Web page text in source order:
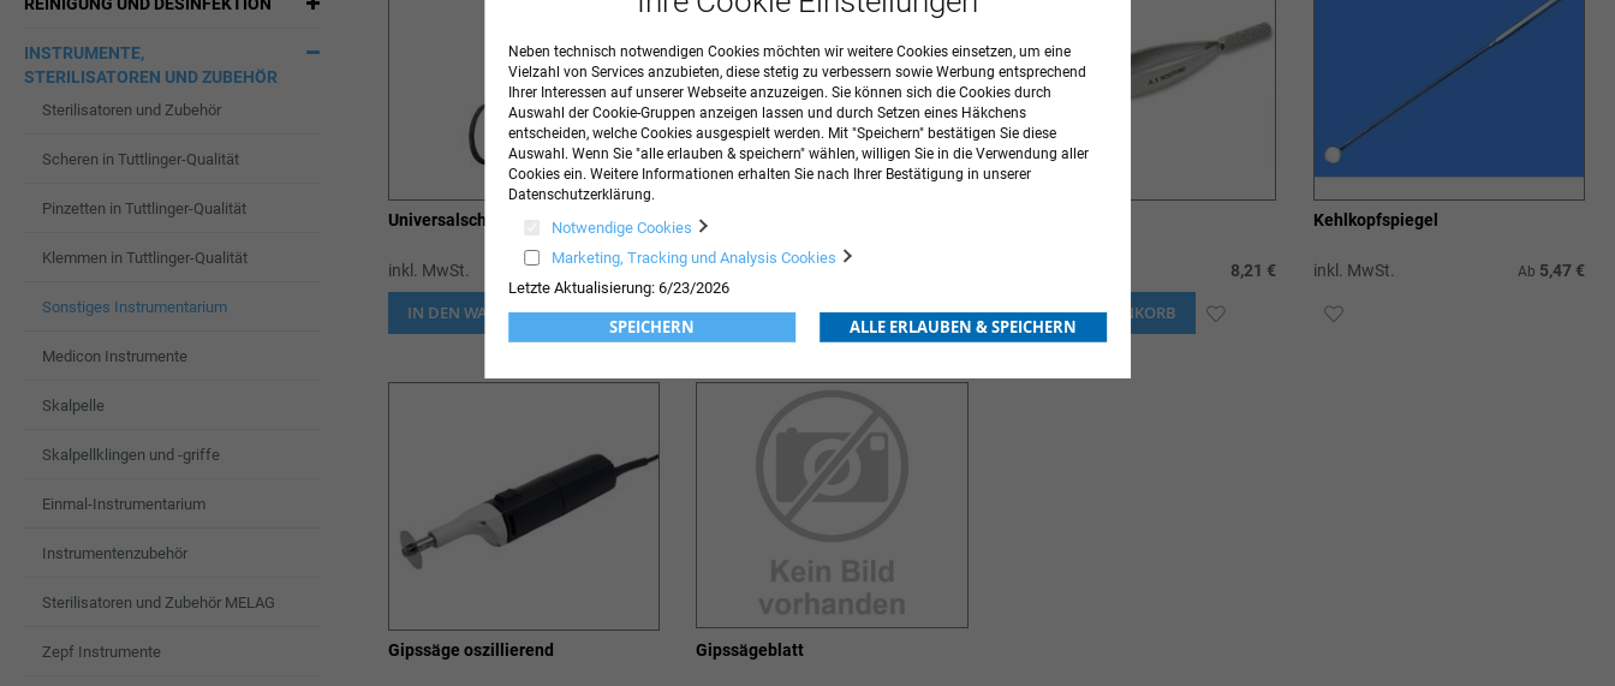
Universalschere
inkl. MwSt. 3,99 €
IN DEN WARENKORB ZUR
Nadelhalter
inkl. MwSt.
IN DEN WARENKORB ZUR
8,21 €
IN DEN WARENKORB
Kehlkopfspiegel
inkl. MwSt. Ab 5,47 €
Gipssäge oszillierend Gipssägeblatt
INSTRUMENTE,
STERILISATOREN UND ZUBEHÖR
Sterilisatoren und Zubehör
Scheren in Tuttlinger-Qualität
Pinzetten in Tuttlinger-Qualität
Klemmen in Tuttlinger-Qualität
Sonstiges Instrumentarium
Medicon Instrumente
Skalpelle
Skalpellklingen und -griffe
Einmal-Instrumentarium
Instrumentenzubehör
Sterilisatoren und Zubehör MELAG
Zepf Instrumente
Neben technisch notwendigen Cookies möchten wir weitere Cookies einsetzen, um eine
Vielzahl von Services anzubieten, diese stetig zu verbessern sowie Werbung entsprechend
Ihrer Interessen auf unserer Webseite anzuzeigen. Sie können sich die Cookies durch
Auswahl der Cookie-Gruppen anzeigen lassen und durch Setzen eines Häkchens
entscheiden, welche Cookies ausgespielt werden. Mit "Speichern" bestätigen Sie diese
Auswahl. Wenn Sie "alle erlauben & speichern" wählen, willigen Sie in die Verwendung aller
Cookies ein. Weitere Informationen erhalten Sie nach Ihrer Bestätigung in unserer
Datenschutzerklärung.
Notwendige Cookies
Marketing, Tracking und Analysis Cookies
Letzte Aktualisierung: 6/23/2026
SPEICHERN ALLE ERLAUBEN & SPEICHERN